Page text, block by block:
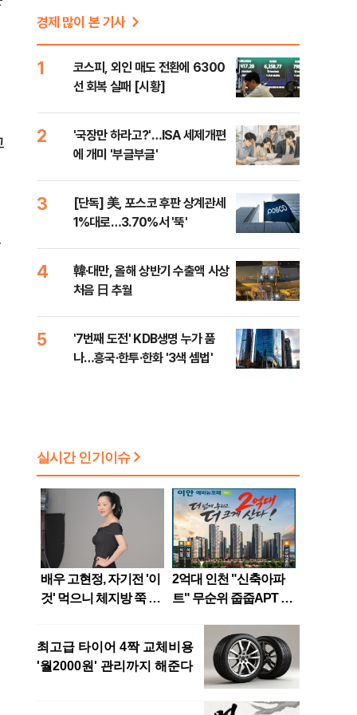
경제 많이 본 기사
1
코스피, 외인 매도 전환에 6300
선 회복 실패 [시황]
2
'국장만 하라고?'…ISA 세제개편
에 개미 '부글부글'
3
[단독] 美, 포스코 후판 상계관세
1%대로…3.70%서 '뚝'
4
韓·대만, 올해 상반기 수출액 사상
처음 日 추월
5
'7번째 도전' KDB생명 누가 품
나…흥국·한투·한화 '3색 셈법'